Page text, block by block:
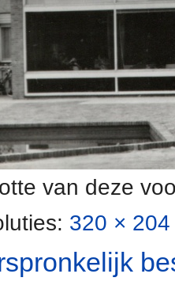
van deze
320 ×